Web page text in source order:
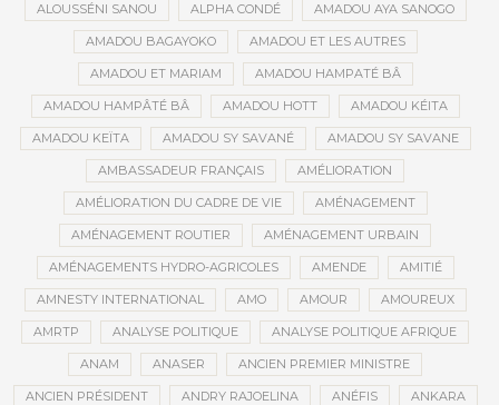
ALOUSSÉNI SANOU ALPHA CONDÉ AMADOU AYA SANOGO
AMADOU BAGAYOKO AMADOU ET LES AUTRES
AMADOU ET MARIAM AMADOU HAMPATÉ BÂ
AMADOU HAMPÂTÉ BÂ AMADOU HOTT AMADOU KÉITA
AMADOU KEÏTA AMADOU SY SAVANÉ AMADOU SY SAVANE
AMBASSADEUR FRANÇAIS AMÉLIORATION
AMÉLIORATION DU CADRE DE VIE AMÉNAGEMENT
AMÉNAGEMENT ROUTIER AMÉNAGEMENT URBAIN
AMÉNAGEMENTS HYDRO-AGRICOLES AMENDE AMITIÉ
AMNESTY INTERNATIONAL AMO AMOUR AMOUREUX
AMRTP ANALYSE POLITIQUE ANALYSE POLITIQUE AFRIQUE
ANAM ANASER ANCIEN PREMIER MINISTRE
ANCIEN PRÉSIDENT ANDRY RAJOELINA ANÉFIS ANKARA